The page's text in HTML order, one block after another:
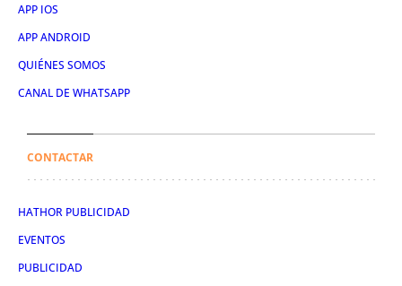
APP IOS
APP ANDROID
QUIÉNES SOMOS
CANAL DE WHATSAPP
CONTACTAR
HATHOR PUBLICIDAD
EVENTOS
PUBLICIDAD